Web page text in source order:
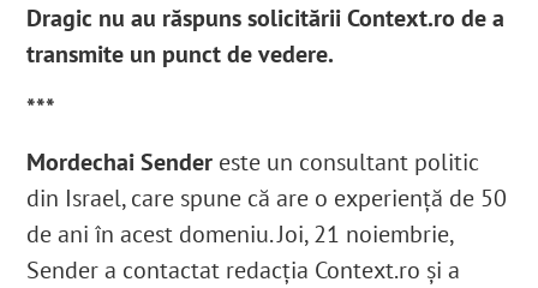
Dragic nu au răspuns solicitării Context.ro de a
transmite un punct de vedere.
***
Mordechai Sender este un consultant politic
din Israel, care spune că are o experiență de 50
de ani în acest domeniu. Joi, 21 noiembrie,
Sender a contactat redacția Context.ro și a